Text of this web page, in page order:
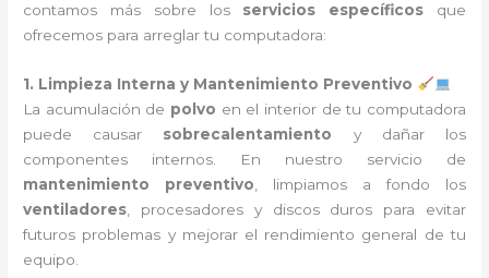
contamos más sobre los servicios específicos que
ofrecemos para arreglar tu computadora:
1. Limpieza Interna y Mantenimiento Preventivo
La acumulación de polvo en el interior de tu computadora
puede causar sobrecalentamiento y dañar los
componentes internos. En nuestro servicio de
mantenimiento preventivo , limpiamos a fondo los
ventiladores , procesadores y discos duros para evitar
futuros problemas y mejorar el rendimiento general de tu
equipo.